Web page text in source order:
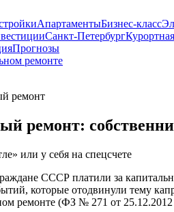
АпартаментыБизнес-класс
Санкт-Петербург
Прогнозы
ремонте
ремонт
ремонт:
или у себя на спецсчете
СССР платили за
которые отодвинули тему
ремонте (ФЗ № 271 от